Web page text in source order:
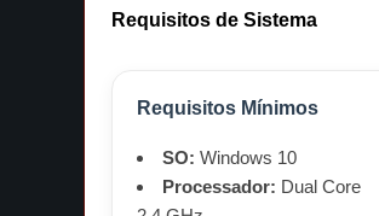
Requisitos de Sistema
Requisitos Mínimos
SO: Windows 10
Processador: Dual Core